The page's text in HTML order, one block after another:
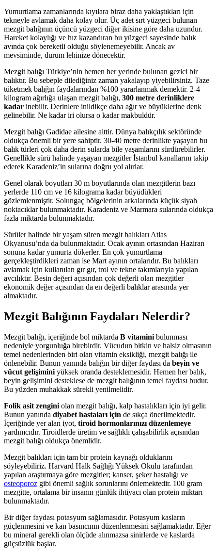
Yumurtlama zamanlarında kıyılara biraz daha yaklaştıkları için
tekneyle avlamak daha kolay olur. Üç adet sırt yüzgeci bulunan
mezgit balığının üçüncü yüzgeci diğer ikisine göre daha uzundur.
Hareket kolaylığı ve hız kazandıran bu yüzgeci sayesinde balık
avında çok bereketli olduğu söylenemeyebilir. Ancak av
mevsiminde, durum lehinize dönecektir.
Mezgit balığı Türkiye’nin hemen her yerinde bulunan gezici bir
balıktır. Bu sebeple dilediğiniz zaman yakalayıp yiyebilirsiniz. Taze
tüketmek balığın faydalarından %100 yararlanmak demektir. 2-4
kilogram ağırlığa ulaşan mezgit balığı, 300 metre derinliklere
kadar inebilir. Derinlere inildikçe daha ağır ve büyüklerine denk
gelinebilir. Ne kadar iri olursa o kadar makbuldür.
Mezgit balığı Gadidae ailesine aittir. Dünya balıkçılık sektöründe
oldukça önemli bir yere sahiptir. 30-40 metre derinlikte yaşayan bu
balık türleri çok daha derin sularda bile yaşamlarını sürdürebilirler.
Genellikle sürü halinde yaşayan mezgitler İstanbul kanallarını takip
ederek Karadeniz’in sularına doğru yol alırlar.
Genel olarak boyutları 30 m boyutlarında olan mezgitlerin bazı
yerlerde 110 cm ve 16 kilograma kadar büyüdükleri
gözlemlenmiştir. Solungaç bölgelerinin arkalarında küçük siyah
noktacıklar bulunmaktadır. Karadeniz ve Marmara sularında oldukça
fazla miktarda bulunmaktadır.
Sürüler halinde bir yaşam süren mezgit balıkları Atlas
Okyanusu’nda da bulunmaktadır. Ocak ayının ortasından Haziran
sonuna kadar yumurta dökerler. En çok yumurtlama
gerçekleştirdikleri zaman ise Mart ayının ortalarıdır. Bu balıkları
avlamak için kullanılan gır gır, trol ve tekne takımlarıyla yapılan
avcılıktır. Besin değeri açısından çok değerli olan mezgitler
ekonomik değer açısından da en değerli balıklar arasında yer
almaktadır.
Mezgit Balığının Faydaları Nelerdir?
Mezgit balığı, içeriğinde bol miktarda B vitamini bulunması
nedeniyle yorgunluğa birebirdir. Vücudun bitkin ve halsiz olmasının
temel nedenlerinden biri olan vitamin eksikliği, mezgit balığı ile
önlenebilir. Bunun yanında balığın bir diğer faydası da beyin ve
vücut gelişimini yüksek oranda desteklemesidir. Hemen her balık,
beyin gelişimini desteklese de mezgit balığının temel faydası budur.
Bu yüzden muhakkak sürekli yenilmelidir.
Folik asit zengini olan mezgit balığı, kalp hastalıkları için iyi gelir.
Bunun yanında diyabet hastaları için de sıkça önerilmektedir.
İçeriğinde yer alan iyot, tiroid hormonlarınızı düzenlemeye
yardımcıdır. Tiroidlerde üretim ve sağlıklı çalışabilirlik açısından
mezgit balığı oldukça önemlidir.
Mezgit balıkları için tam bir protein kaynağı olduklarını
söyleyebiliriz. Harvard Halk Sağlığı Yüksek Okulu tarafından
yapılan araştırmaya göre mezgitler; kanser, şeker hastalığı ve
osteoporoz gibi önemli sağlık sorunlarını önlemektedir. 100 gram
mezgitte, ortalama bir insanın günlük ihtiyacı olan protein miktarı
bulunmaktadır.
Bir diğer faydası potasyum sağlamasıdır. Potasyum kasların
güçlenmesini ve kan basıncının düzenlenmesini sağlamaktadır. Eğer
bu mineral gerekli olan ölçüde alınmazsa sinirlerde ve kaslarda
güçsüzlük başlar.